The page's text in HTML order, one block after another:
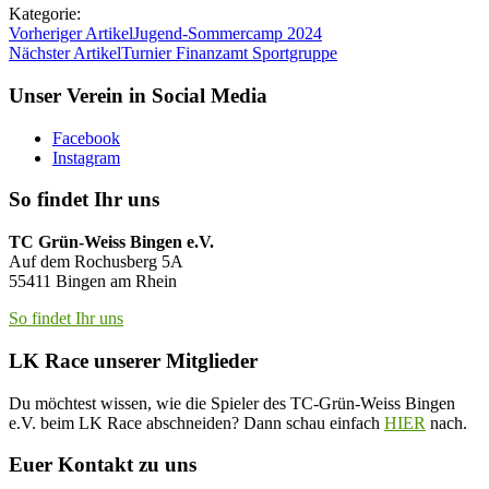
Kategorie:
Vorheriger ArtikelJugend-Sommercamp 2024
Nächster ArtikelTurnier Finanzamt Sportgruppe
Unser Verein in Social Media
Facebook
Instagram
So findet Ihr uns
TC Grün-Weiss Bingen e.V.
Auf dem Rochusberg 5A
55411 Bingen am Rhein
So findet Ihr uns
LK Race unserer Mitglieder
Du möchtest wissen, wie die Spieler des TC-Grün-Weiss Bingen
e.V. beim LK Race abschneiden? Dann schau einfach HIER nach.
Euer Kontakt zu uns